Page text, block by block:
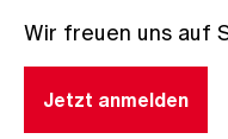
Wir freuen uns auf
Jetzt anmelden